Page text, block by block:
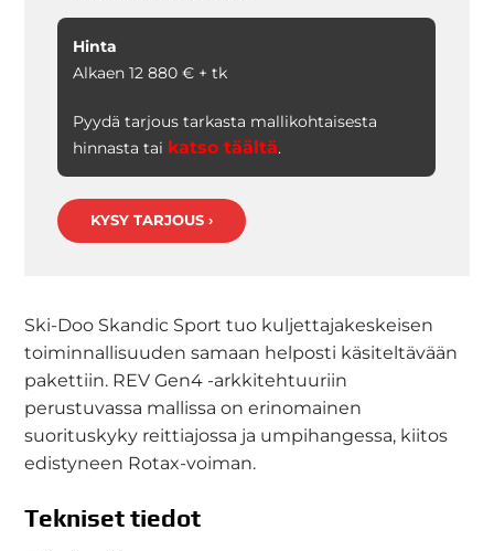
Hinta
Alkaen 12 880 € + tk
Pyydä tarjous tarkasta mallikohtaisesta
hinnasta tai katso täältä.
KYSY TARJOUS ›
Ski-Doo Skandic Sport tuo kuljettajakeskeisen
toiminnallisuuden samaan helposti käsiteltävään
pakettiin. REV Gen4 -arkkitehtuuriin
perustuvassa mallissa on erinomainen
suorituskyky reittiajossa ja umpihangessa, kiitos
edistyneen Rotax-voiman.
Tekniset tiedot